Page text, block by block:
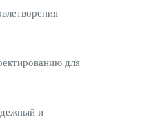
для
и